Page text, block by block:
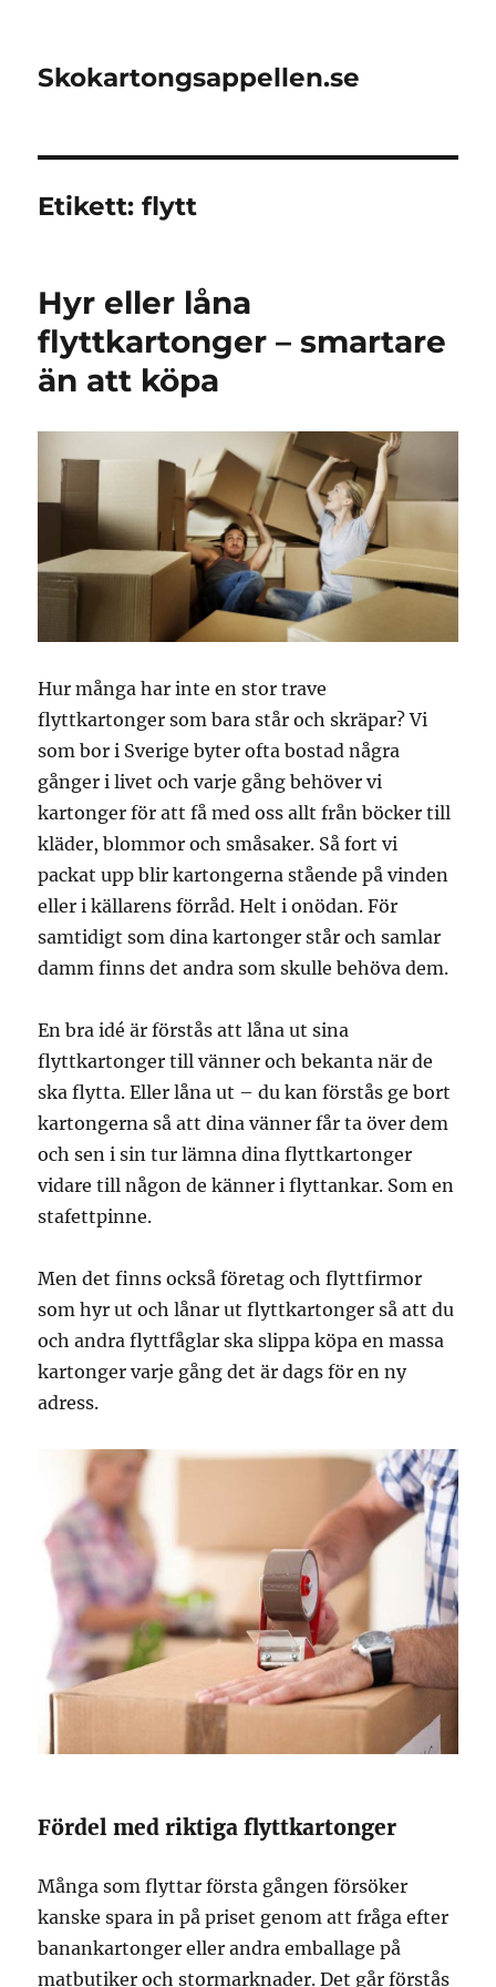
Skokartongsappellen.se
Etikett:flytt
Hyr eller låna
flyttkartonger – smartare
än att köpa
Hur många har inte en stor trave
flyttkartonger som bara står och skräpar? Vi
som bor i Sverige byter ofta bostad några
gånger i livet och varje gång behöver vi
kartonger för att få med oss allt från böcker till
kläder, blommor och småsaker. Så fort vi
packat upp blir kartongerna stående på vinden
eller i källarens förråd. Helt i onödan. För
samtidigt som dina kartonger står och samlar
damm finns det andra som skulle behöva dem.
En bra idé är förstås att låna ut sina
flyttkartonger till vänner och bekanta när de
ska flytta. Eller låna ut – du kan förstås ge bort
kartongerna så att dina vänner får ta över dem
och sen i sin tur lämna dina flyttkartonger
vidare till någon de känner i flyttankar. Som en
stafettpinne.
Men det finns också företag och flyttfirmor
som hyr ut och lånar ut flyttkartonger så att du
och andra flyttfåglar ska slippa köpa en massa
kartonger varje gång det är dags för en ny
adress.
Fördel med riktiga flyttkartonger
Många som flyttar första gången försöker
kanske spara in på priset genom att fråga efter
banankartonger eller andra emballage på
matbutiker och stormarknader. Det går förstås